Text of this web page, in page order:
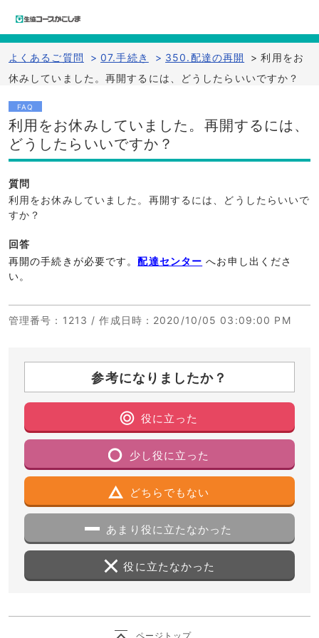
よくあるご質問 > 07.手続き > 350.配達の再開 > 利用をお
休みしていました。再開するには、どうしたらいいですか？
FAQ
利用をお休みしていました。再開するには、
どうしたらいいですか？
質問
利用をお休みしていました。再開するには、どうしたらいいで
すか？
回答
再開の手続きが必要です。配達センター へお申し出くださ
い。
管理番号 ：1213 /作成日時 ：2020/10/05 03:09:00 PM
参考になりましたか？
役に立った
少し役に立った
どちらでもない
あまり役に立たなかった
役に立たなかった
ページトップ